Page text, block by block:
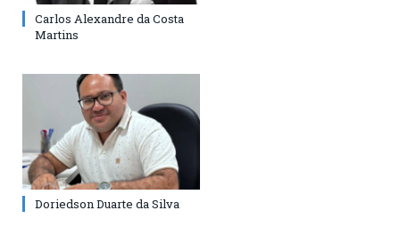
Carlos Alexandre da Costa
Martins
Doriedson Duarte da Silva